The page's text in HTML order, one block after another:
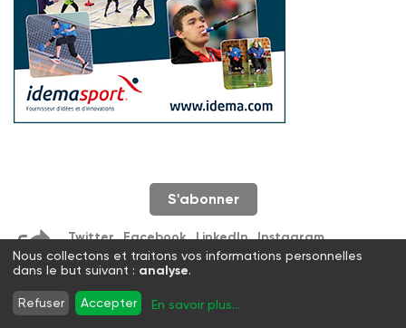
S'abonner
Twitter Facebook LinkedIn Instagram
WhatsApp
Nous collectons et traitons vos informations personnelles
dans le but suivant : analyse.
Refuser Accepter En savoir plus...